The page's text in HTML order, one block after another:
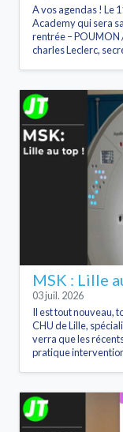
A vos agendas ! Le
Academy qui sera
rentrée – POUMON
charles Leclerc,
MSK : Lille
03 juil. 2026
Il est tout nouveau,
CHU de Lille,
verra que les
pratique